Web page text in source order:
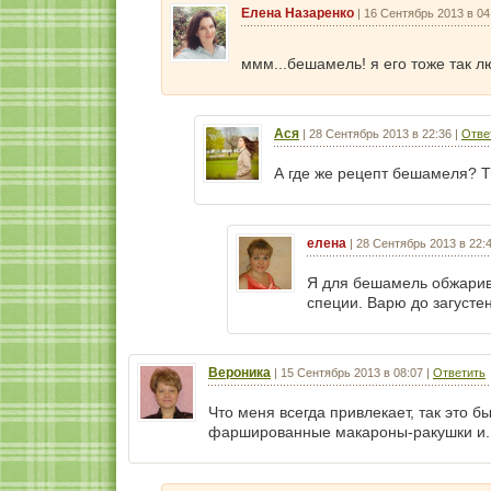
Елена Назаренко | 16 Сентябрь 2013 в
ммм...бешамель! я его тоже так
Ася | 28 Сентябрь 2013 в 22:36 |
А где же рецепт бешамеля?
елена | 28 Сентябрь 2013 в
Я для бешамель
специи. Варю до
Вероника | 15 Сентябрь 2013 в 08:07 | Ответить
Что меня всегда привлекает, так это
фаршированные макароны-ракушки